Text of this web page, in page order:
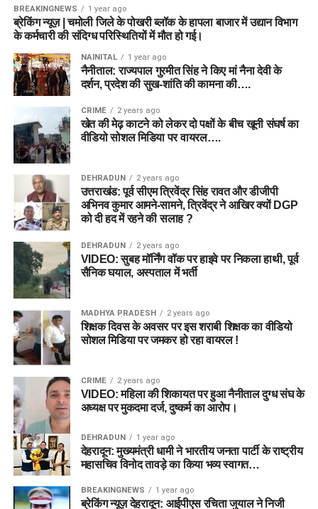
BREAKINGNEWS 1 year ago
ब्रेकिंग न्यूज़ | चमोली जिले के पोखरी ब्लॉक के हापला बाजार में उद्यान विभाग
के कर्मचारी की संदिग्ध परिस्थितियों में मौत हो गई।
NAINITAL 1 year ago
नैनीताल: राज्यपाल गुरमीत सिंह ने किए मां नैना देवी के
दर्शन, प्रदेश की सुख-शांति की कामना की….
CRIME 2 years ago
खेत की मेढ़ काटने को लेकर दो पक्षों के बीच खूनी संघर्ष का
वीडियो सोशल मिडिया पर वायरल….
DEHRADUN 2 years ago
उत्तराखंड: पूर्व सीएम त्रिवेंद्र सिंह रावत और डीजीपी
अभिनव कुमार आमने-सामने, त्रिवेंद्र ने आखिर क्यों DGP
को दी हद में रहने की सलाह ?
DEHRADUN 2 years ago
VIDEO: सुबह मॉर्निंग वॉक पर हाइवे पर निकला हाथी, पूर्व
सैनिक घयाल, अस्पताल में भर्ती
MADHYA PRADESH 2 years ago
शिक्षक दिवस के अवसर पर इस शराबी शिक्षक का वीडियो
सोशल मिडिया पर जमकर हो रहा वायरल !
CRIME 2 years ago
VIDEO: महिला की शिकायत पर हुआ नैनीताल दुग्ध संघ के
अध्यक्ष पर मुकदमा दर्ज, दुष्कर्म का आरोप।
DEHRADUN 1 year ago
देहरादून: मुख्यमंत्री धामी ने भारतीय जनता पार्टी के राष्ट्रीय
महासचिव विनोद तावड़े का किया भव्य स्वागत…
BREAKINGNEWS 1 year ago
ब्रेकिंग न्यूज़ देहरादून: आईपीएस रचिता जुयाल ने निजी